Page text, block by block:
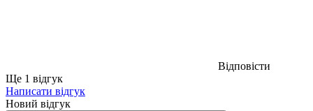
Відповісти
Ще 1 відгук
Написати відгук
Новий відгук